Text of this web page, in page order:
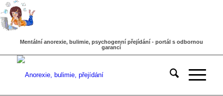
Mentální anorexie, bulimie, psychogenní přejídání - portál s odbornou
garancí